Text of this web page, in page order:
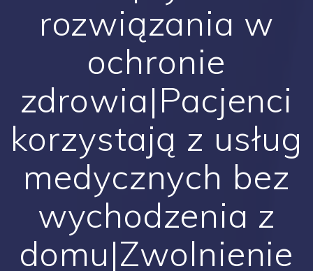
rozwiązania w
ochronie
zdrowia|Pacjenci
korzystają z usług
medycznych bez
wychodzenia z
domu|Zwolnienie